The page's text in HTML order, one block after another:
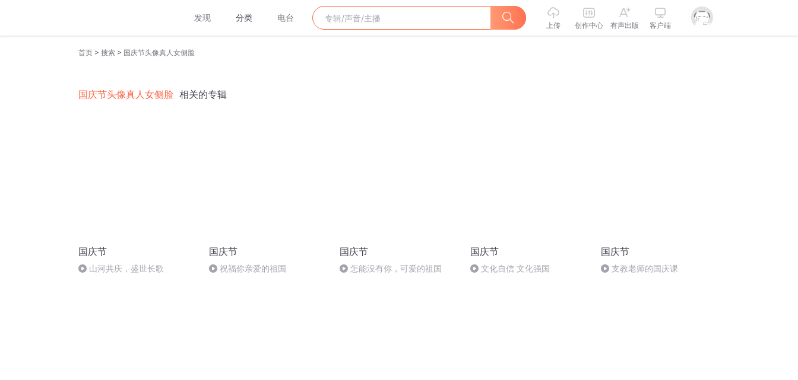
发现 分类 电台
上传 创作中心 有声出版 客户端
首页 > 搜索 > 国庆节头像真人女侧脸
国庆节头像真人女侧脸 相关的专辑
国庆节
山河共庆，盛世长歌
国庆节
祝福你亲爱的祖国
国庆节
怎能没有你，可爱的祖国
国庆节
文化自信 文化强国
国庆节
支教老师的国庆课